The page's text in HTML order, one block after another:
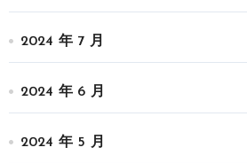
2024 年 7 月
2024 年 6 月
2024 年 5 月